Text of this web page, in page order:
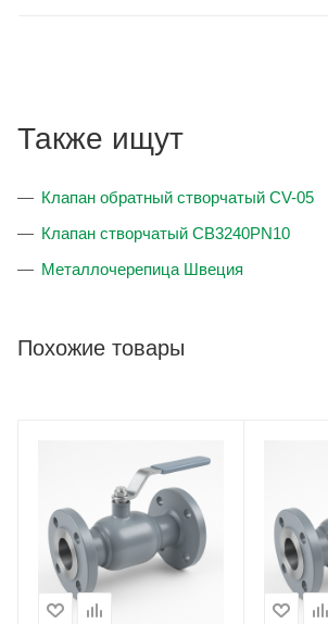
коррозии гарантирует безопасную
Основное управление нержавеющих
Vexve механическое, но некоторые
передачей.
выполняется как на объекте заказчика,
Также ищут
Клапан обратный створчатый CV-05
Клапан створчатый CB3240PN10
Металлочерепица Швеция
Похожие товары